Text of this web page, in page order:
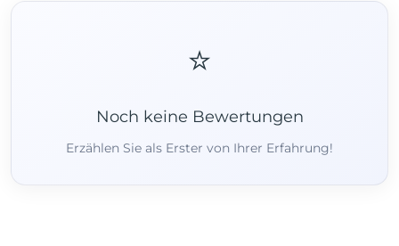
⭐
Noch keine Bewertungen
Erzählen Sie als Erster von Ihrer Erfahrung!